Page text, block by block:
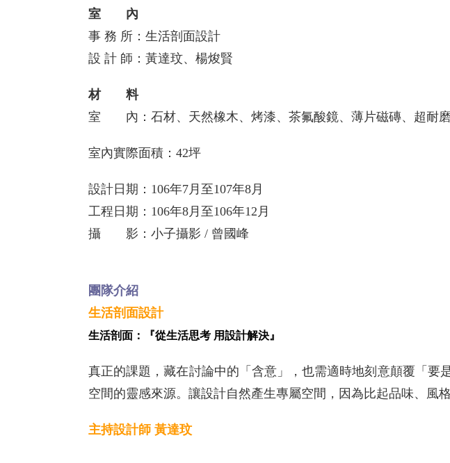
室 內
事 務 所：生活剖面設計
設 計 師：黃達玟、楊焌賢
材 料
室 內：石材、天然橡木、烤漆、茶氟酸鏡、薄片磁磚、超耐
室內實際面積：42坪
設計日期：106年7月至107年8月
工程日期：106年8月至106年12月
攝 影：小子攝影 / 曾國峰
團隊介紹
生活剖面設計
生活剖面：『從生活思考 用設計解決』
真正的課題，藏在討論中的「含意」，也需適時地刻意顛覆「
空間的靈感來源。讓設計自然產生專屬空間，因為比起品味、風
主持設計師 黃達玟